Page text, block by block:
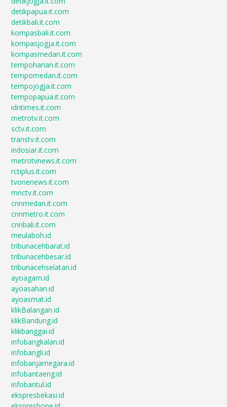
detikpapua.it.com
detikbali.it.com
kompasbali.it.com
kompasjogja.it.com
kompasmedan.it.com
tempoharian.it.com
tempomedan.it.com
tempojogja.it.com
tempopapua.it.com
idntimes.it.com
metrotv.it.com
sctv.it.com
transtv.it.com
indosiar.it.com
metrotvnews.it.com
rctiplus.it.com
tvonenews.it.com
mnctv.it.com
cnnmedan.it.com
cnnmetro.it.com
cnnbali.it.com
meulaboh.id
tribunacehbarat.id
tribunacehbesar.id
tribunacehselatan.id
ayoagam.id
ayoasahan.id
ayoasmat.id
klikBalangan.id
klikBandung.id
klikbanggai.id
infobangkalan.id
infobangli.id
infobanjarnegara.id
infobantaeng.id
infobantul.id
ekspresbekasi.id